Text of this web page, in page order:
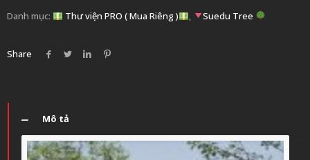
Danh mục:
Thư viện PRO ( Mua Riêng ) , Suedu Tree
Share
Mô tả